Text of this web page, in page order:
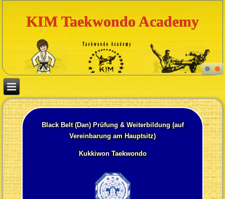
KIM Taekwondo Academy
Black Belt (Dan) Prüfung & Weiterbildung (auf
Vereinbarung am Hauptsitz)
Kukkiwon Taekwondo